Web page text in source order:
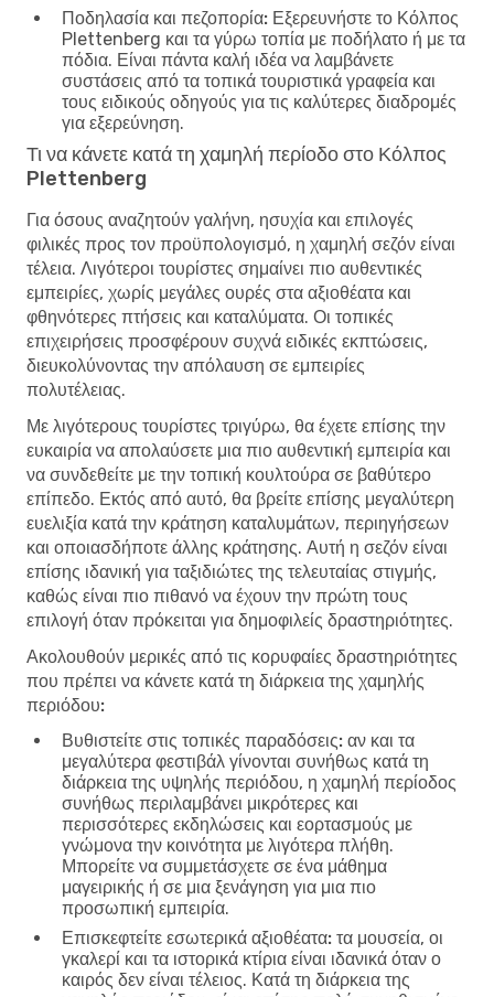
Ποδηλασία και πεζοπορία: Εξερευνήστε το Κόλπος
Plettenberg και τα γύρω τοπία με ποδήλατο ή με τα
πόδια. Είναι πάντα καλή ιδέα να λαμβάνετε
συστάσεις από τα τοπικά τουριστικά γραφεία και
τους ειδικούς οδηγούς για τις καλύτερες διαδρομές
για εξερεύνηση.
Τι να κάνετε κατά τη χαμηλή περίοδο στο Κόλπος
Plettenberg
Για όσους αναζητούν γαλήνη, ησυχία και επιλογές
φιλικές προς τον προϋπολογισμό, η χαμηλή σεζόν είναι
τέλεια. Λιγότεροι τουρίστες σημαίνει πιο αυθεντικές
εμπειρίες, χωρίς μεγάλες ουρές στα αξιοθέατα και
φθηνότερες πτήσεις και καταλύματα. Οι τοπικές
επιχειρήσεις προσφέρουν συχνά ειδικές εκπτώσεις,
διευκολύνοντας την απόλαυση σε εμπειρίες
πολυτέλειας.
Με λιγότερους τουρίστες τριγύρω, θα έχετε επίσης την
ευκαιρία να απολαύσετε μια πιο αυθεντική εμπειρία και
να συνδεθείτε με την τοπική κουλτούρα σε βαθύτερο
επίπεδο. Εκτός από αυτό, θα βρείτε επίσης μεγαλύτερη
ευελιξία κατά την κράτηση καταλυμάτων, περιηγήσεων
και οποιασδήποτε άλλης κράτησης. Αυτή η σεζόν είναι
επίσης ιδανική για ταξιδιώτες της τελευταίας στιγμής,
καθώς είναι πιο πιθανό να έχουν την πρώτη τους
επιλογή όταν πρόκειται για δημοφιλείς δραστηριότητες.
Ακολουθούν μερικές από τις κορυφαίες δραστηριότητες
που πρέπει να κάνετε κατά τη διάρκεια της χαμηλής
περιόδου:
Βυθιστείτε στις τοπικές παραδόσεις: αν και τα
μεγαλύτερα φεστιβάλ γίνονται συνήθως κατά τη
διάρκεια της υψηλής περιόδου, η χαμηλή περίοδος
συνήθως περιλαμβάνει μικρότερες και
περισσότερες εκδηλώσεις και εορτασμούς με
γνώμονα την κοινότητα με λιγότερα πλήθη.
Μπορείτε να συμμετάσχετε σε ένα μάθημα
μαγειρικής ή σε μια ξενάγηση για μια πιο
προσωπική εμπειρία.
Επισκεφτείτε εσωτερικά αξιοθέατα: τα μουσεία, οι
γκαλερί και τα ιστορικά κτίρια είναι ιδανικά όταν ο
καιρός δεν είναι τέλειος. Κατά τη διάρκεια της